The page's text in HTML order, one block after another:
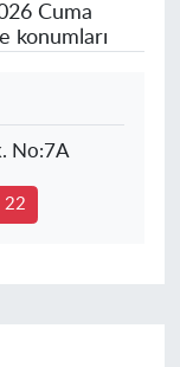
Cuma
konumları
No:7A
22